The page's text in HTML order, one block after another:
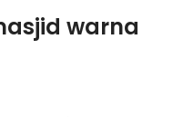
warna